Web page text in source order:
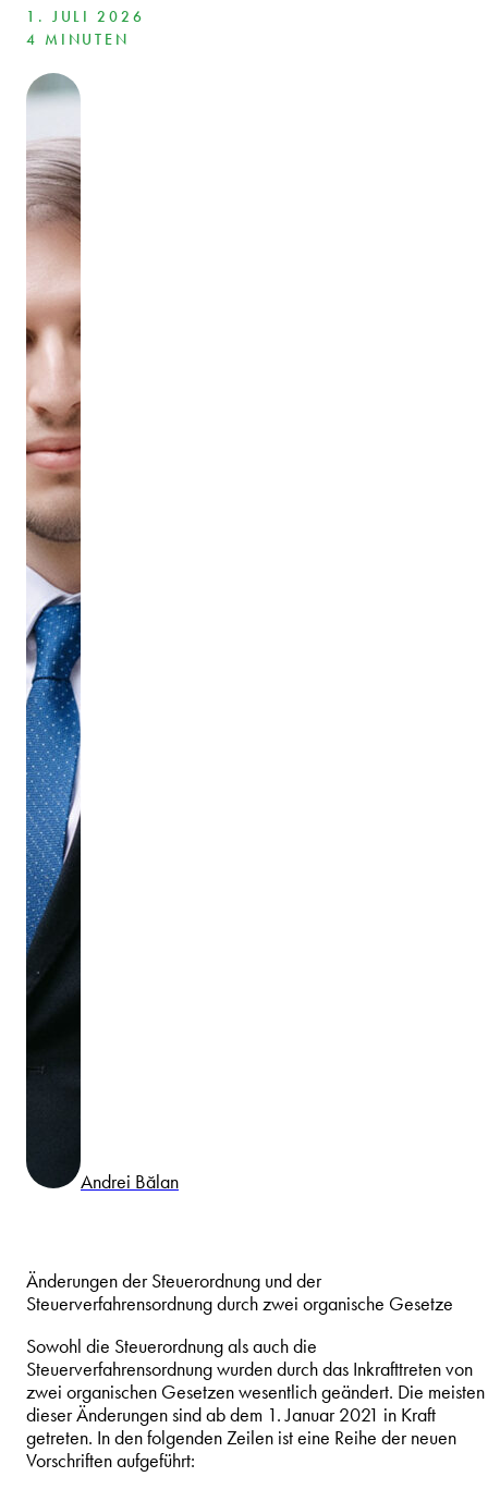
1. JULI 2026
4 MINUTEN
Andrei Bălan
Änderungen der Steuerordnung und der
Steuerverfahrensordnung durch zwei organische Gesetze
Sowohl die Steuerordnung als auch die
Steuerverfahrensordnung wurden durch das Inkrafttreten von
zwei organischen Gesetzen wesentlich geändert. Die meisten
dieser Änderungen sind ab dem 1. Januar 2021 in Kraft
getreten. In den folgenden Zeilen ist eine Reihe der neuen
Vorschriften aufgeführt: